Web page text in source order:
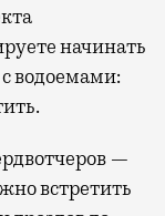
начинать
водоемами:
—
встретить